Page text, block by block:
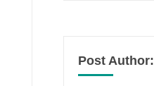
Post Author: